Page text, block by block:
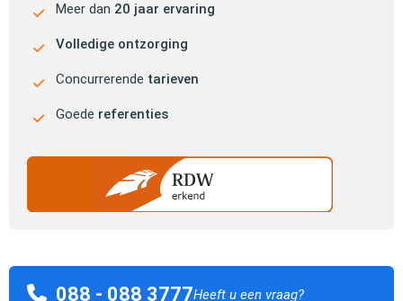
Meer dan 20 jaar ervaring
Volledige ontzorging
Concurrerende tarieven
Goede referenties
Heeft u een vraag?
088 - 088 3777